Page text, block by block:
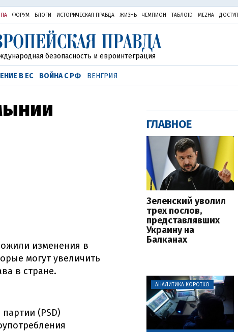
ФОРУМ БЛОГИ ИСТОРИЧЕСКАЯ ПРАВДА ЖИЗНЬ ЧЕМПИОН ТАБЛОID MEZHA ДОСТУП
безопасность и евроинтеграция
В ЕС ВОЙНА С РФ ВЕНГРИЯ
изменения в
могут увеличить
в стране.
(PSD)
ГЛАВНОЕ
Зеленский уволил
трех послов,
представлявших
Украину на
Балканах
АНАЛИТИКА КОРОТКО